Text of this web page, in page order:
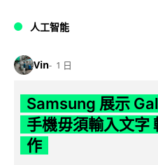
人工智能
Vin 1 日
Samsung 展示
手機毋須輸入文字
作